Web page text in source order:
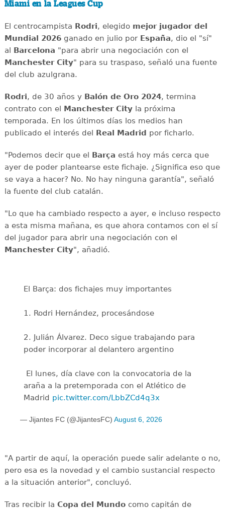
Miami en la Leagues Cup
El centrocampista Rodri, elegido mejor jugador del
Mundial 2026ganado en julio por España, dio el "sí"
al Barcelona "para abrir una negociación con el
Manchester City" para su traspaso, señaló una fuente
del club azulgrana.
Rodri, de 30 años y Balón de Oro 2024, termina
contrato con el Manchester Cityla próxima
temporada. En los últimos días los medios han
publicado el interés del Real Madrid por ficharlo.
"Podemos decir que el Barça está hoy más cerca que
ayer de poder plantearse este fichaje. ¿Significa eso que
se vaya a hacer? No. No hay ninguna garantía", señaló
la fuente del club catalán.
"Lo que ha cambiado respecto a ayer, e incluso respecto
a esta misma mañana, es que ahora contamos con el sí
del jugador para abrir una negociación con el
Manchester City", añadió.
El Barça: dos fichajes muy importantes
1. Rodri Hernández, procesándose
2. Julián Álvarez. Deco sigue trabajando para
poder incorporar al delantero argentino
️ El lunes, día clave con la convocatoria de la
araña a la pretemporada con el Atlético de
Madrid pic.twitter.com/LbbZCd4q3x
— Jijantes FC (@JijantesFC) August 6, 2026
"A partir de aquí, la operación puede salir adelante o no,
pero esa es la novedad y el cambio sustancial respecto
a la situación anterior", concluyó.
Tras recibir la Copa del Mundocomo capitán de